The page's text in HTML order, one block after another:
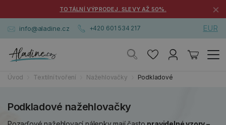
TOTÁLNÍ VÝPRODEJ. SLEVY AŽ 50%. ×
info@aladine.cz +420 601 534 217 EUR
Úvod Textilní tvoření Nažehlovačky Podkladové
Podkladové nažehlovačky